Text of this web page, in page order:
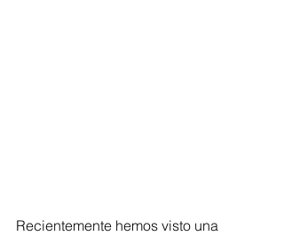
Recientemente hemos visto una